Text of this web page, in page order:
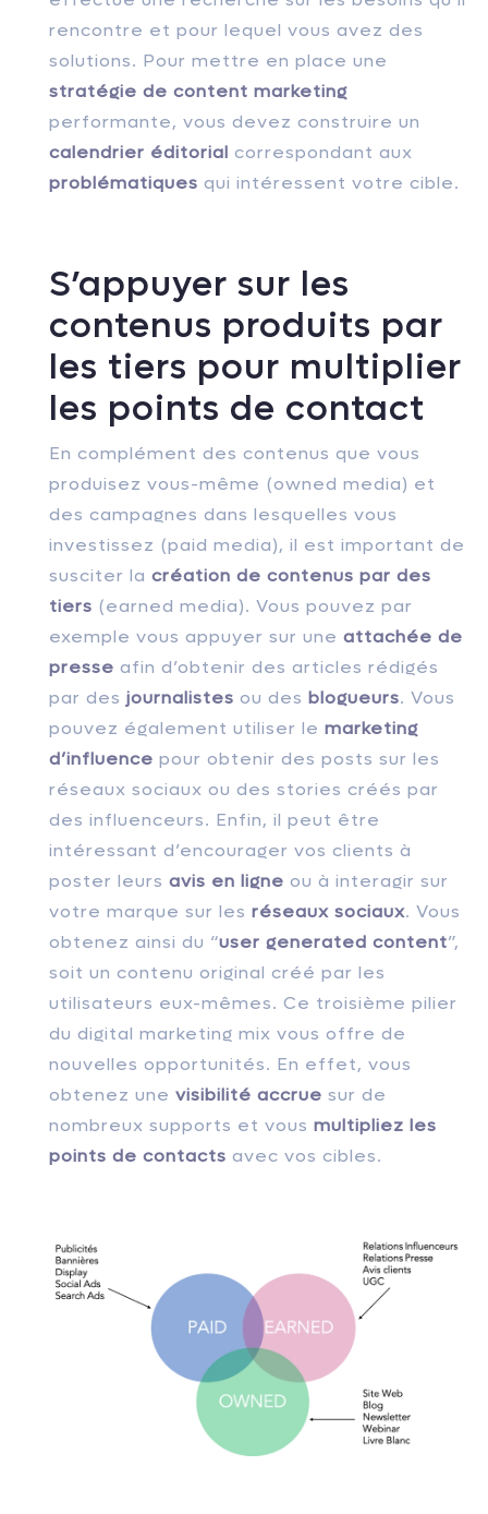
rencontre et pour lequel vous avez des
solutions. Pour mettre en place une
stratégie de content marketing
performante, vous devez construire un
calendrier éditorial correspondant aux
problématiques qui intéressent votre cible.
S’appuyer sur les
contenus produits par
les tiers pour multiplier
les points de contact
En complément des contenus que vous
produisez vous-même (owned media) et
des campagnes dans lesquelles vous
investissez (paid media), il est important de
susciter la création de contenus par des
tiers (earned media). Vous pouvez par
exemple vous appuyer sur une attachée de
presse afin d’obtenir des articles rédigés
par des journalistes ou des blogueurs. Vous
pouvez également utiliser le marketing
d’influence pour obtenir des posts sur les
réseaux sociaux ou des stories créés par
des influenceurs. Enfin, il peut être
intéressant d’encourager vos clients à
poster leurs avis en ligne ou à interagir sur
votre marque sur les réseaux sociaux. Vous
obtenez ainsi du “user generated content”,
soit un contenu original créé par les
utilisateurs eux-mêmes. Ce troisième pilier
du digital marketing mix vous offre de
nouvelles opportunités. En effet, vous
obtenez une visibilité accrue sur de
nombreux supports et vous multipliez les
points de contacts avec vos cibles.